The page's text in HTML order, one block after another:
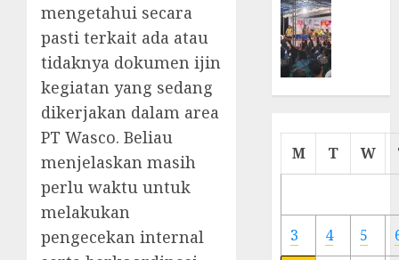
mengetahui secara
pasti terkait ada atau
tidaknya dokumen ijin
kegiatan yang sedang
dikerjakan dalam area
PT Wasco. Beliau
menjelaskan masih
perlu waktu untuk
melakukan
pengecekan internal
Cermin
Ibu
Kota
M T W
3 4 5